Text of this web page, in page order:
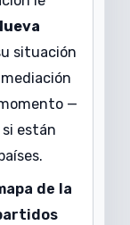
situación
—
están
de la